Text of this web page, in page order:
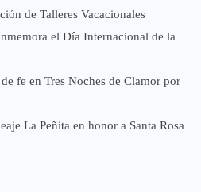
de Talleres Vacacionales
el Día Internacional de la
fe en Tres Noches de Clamor por
La Peñita en honor a Santa Rosa